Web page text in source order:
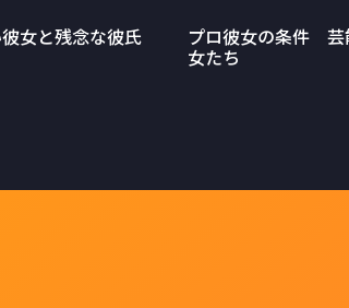
女と残念な彼氏 プロ彼女の条件 芸
女たち